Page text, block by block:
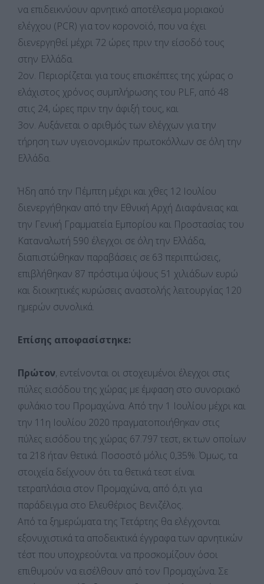
να επιδεικνύουν αρνητικό αποτέλεσμα μοριακού
ελέγχου (PCR) για τον κορονοϊό, που να έχει
διενεργηθεί μέχρι 72 ώρες πριν την είσοδό τους
στην Ελλάδα.
2ον. Περιορίζεται για τους επισκέπτες της χώρας ο
ελάχιστος χρόνος συμπλήρωσης του PLF, από 48
στις 24, ώρες πριν την άφιξή τους, και
3ον. Αυξάνεται ο αριθμός των ελέγχων για την
τήρηση των υγειονομικών πρωτοκόλλων σε όλη την
Ελλάδα.
Ήδη από την Πέμπτη μέχρι και χθες 12 Ιουλίου
διενεργήθηκαν από την Εθνική Αρχή Διαφάνειας και
την Γενική Γραμματεία Εμπορίου και Προστασίας του
Καταναλωτή 590 έλεγχοι σε όλη την Ελλάδα,
διαπιστώθηκαν παραβάσεις σε 63 περιπτώσεις,
επιβλήθηκαν 87 πρόστιμα ύψους 51 χιλιάδων ευρώ
και διοικητικές κυρώσεις αναστολής λειτουργίας 120
ημερών συνολικά.
Επίσης αποφασίστηκε:
Πρώτον, εντείνονται οι στοχευμένοι έλεγχοι στις
πύλες εισόδου της χώρας με έμφαση στο συνοριακό
φυλάκιο του Προμαχώνα. Από την 1 Ιουλίου μέχρι και
την 11η Ιουλίου 2020 πραγματοποιήθηκαν στις
πύλες εισόδου της χώρας 67.797 τεστ, εκ των οποίων
τα 218 ήταν θετικά. Ποσοστό μόλις 0,35%. Όμως, τα
στοιχεία δείχνουν ότι τα θετικά τεστ είναι
τετραπλάσια στον Προμαχώνα, από ό,τι για
παράδειγμα στο Ελευθέριος Βενιζέλος.
Από τα ξημερώματα της Τετάρτης θα ελέγχονται
εξονυχιστικά τα αποδεικτικά έγγραφα των αρνητικών
τέστ που υποχρεούνται να προσκομίζουν όσοι
επιθυμούν να εισέλθουν από τον Προμαχώνα. Σε